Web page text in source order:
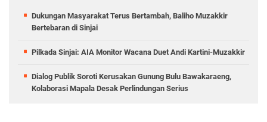
Dukungan Masyarakat Terus Bertambah, Baliho Muzakkir
Bertebaran di Sinjai
Pilkada Sinjai: AIA Monitor Wacana Duet Andi Kartini-Muzakkir
Dialog Publik Soroti Kerusakan Gunung Bulu Bawakaraeng,
Kolaborasi Mapala Desak Perlindungan Serius